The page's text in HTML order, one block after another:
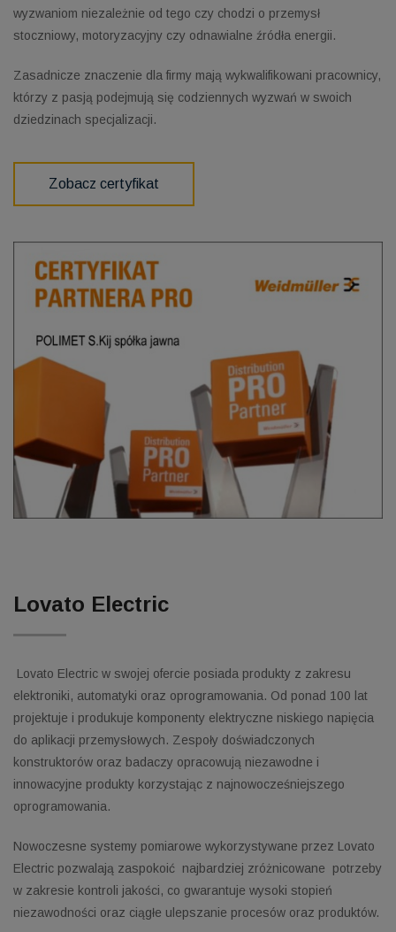
wyzwaniom niezależnie od tego czy chodzi o przemysł
stoczniowy, motoryzacyjny czy odnawialne źródła energii.
Zasadnicze znaczenie dla firmy mają wykwalifikowani pracownicy,
którzy z pasją podejmują się codziennych wyzwań w swoich
dziedzinach specjalizacji.
Zobacz certyfikat
Lovato Electric
Lovato Electric w swojej ofercie posiada produkty z zakresu
elektroniki, automatyki oraz oprogramowania. Od ponad 100 lat
projektuje i produkuje komponenty elektryczne niskiego napięcia
do aplikacji przemysłowych. Zespoły doświadczonych
konstruktorów oraz badaczy opracowują niezawodne i
innowacyjne produkty korzystając z najnowocześniejszego
oprogramowania.
Nowoczesne systemy pomiarowe wykorzystywane przez Lovato
Electric pozwalają zaspokoić najbardziej zróżnicowane
potrzeby
w zakresie kontroli jakości, co gwarantuje wysoki stopień
niezawodności oraz ciągłe ulepszanie procesów oraz produktów.